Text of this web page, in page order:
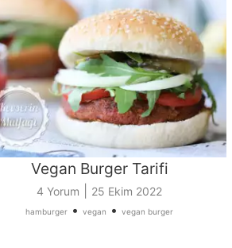
Vegan Burger Tarifi
4 Yorum 25 Ekim 2022
hamburger • vegan • vegan burger